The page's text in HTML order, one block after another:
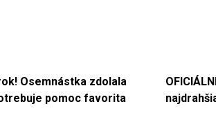
Osemnástka zdolala
pomoc favorita